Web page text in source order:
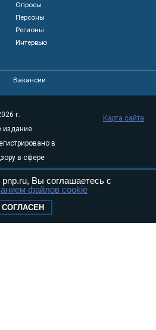
Опросы
Персоны
Регионы
Интервью
Вакансии
г.
издание
в
в сфере
и
05
Эл № ФС77-
Карта сайта
pnp.ru, Вы соглашаетесь с
файлов cookie
СОГЛАСЕН